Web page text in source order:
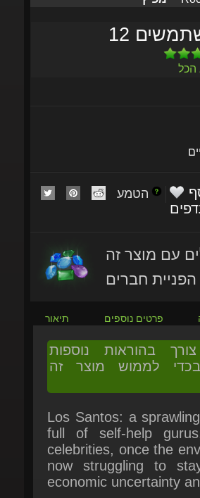
הכל
הפניית חברים
בהוראות נוספות
לממוש מוצר זה
Los Santos: a
celebrities, once the
now struggling to
economic uncertainty
Amidst the turmoil,